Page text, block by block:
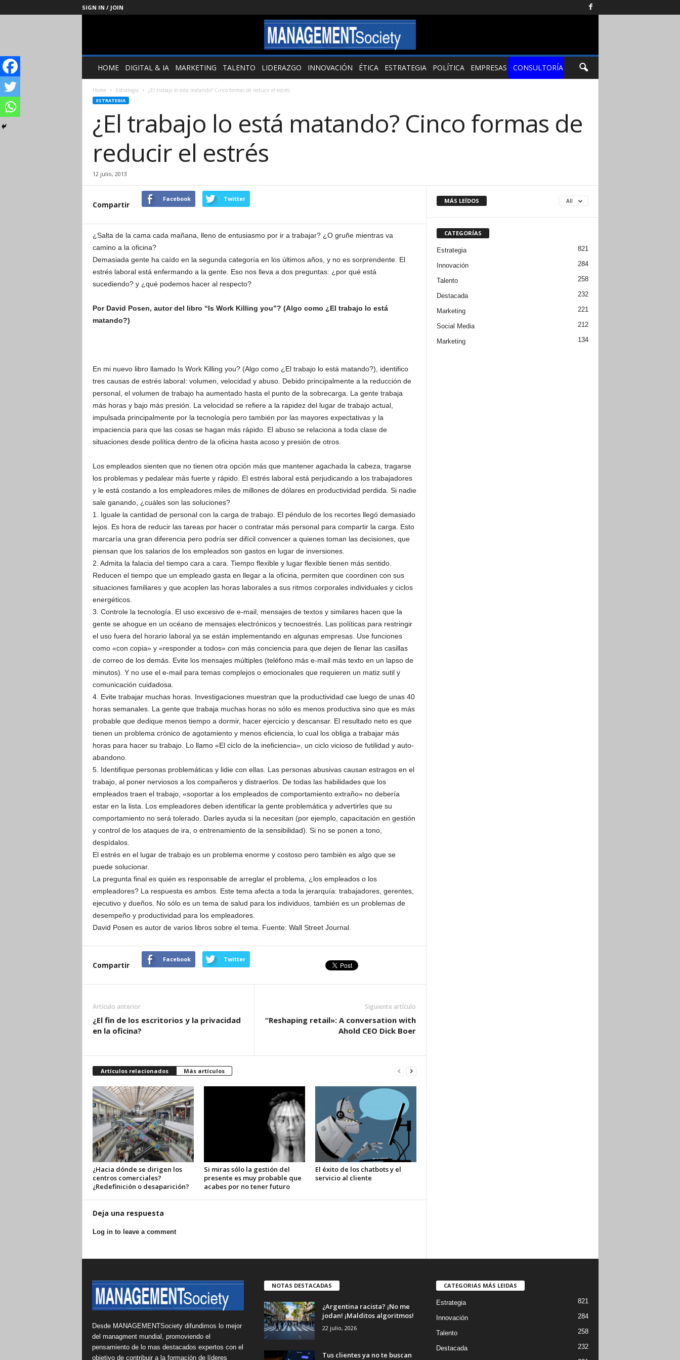
SIGN IN / JOIN
Management
SocietyHOME DIGITAL & IA MARKETING TALENTO LIDERAZGO INNOVACIÓN ÉTICA ESTRATEGIA POLÍTICA EMPRESAS CONSULTORÍA
Home Estrategia ¿El trabajo lo está matando? Cinco formas de reducir el estrés
ESTRATEGIA
¿El trabajo lo está matando? Cinco formas de
reducir el estrés
12 julio, 2013
Compartir
Facebook Twitter
¿Salta de la cama cada mañana, lleno de entusiasmo por ir a trabajar? ¿O gruñe mientras va
camino a la oficina?
Demasiada gente ha caído en la segunda categoría en los últimos años, y no es sorprendente. El
estrés laboral está enfermando a la gente. Eso nos lleva a dos preguntas: ¿por qué está
sucediendo? y ¿qué podemos hacer al respecto?
Por David Posen, autor del libro “Is Work Killing you”? (Algo como ¿El trabajo lo está
matando?)
En mi nuevo libro llamado Is Work Killing you? (Algo como ¿El trabajo lo está matando?), identifico
tres causas de estrés laboral: volumen, velocidad y abuso. Debido principalmente a la reducción de
personal, el volumen de trabajo ha aumentado hasta el punto de la sobrecarga. La gente trabaja
más horas y bajo más presión. La velocidad se refiere a la rapidez del lugar de trabajo actual,
impulsada principalmente por la tecnología pero también por las mayores expectativas y la
impaciencia para que las cosas se hagan más rápido. El abuso se relaciona a toda clase de
situaciones desde política dentro de la oficina hasta acoso y presión de otros.
Los empleados sienten que no tienen otra opción más que mantener agachada la cabeza, tragarse
los problemas y pedalear más fuerte y rápido. El estrés laboral está perjudicando a los trabajadores
y le está costando a los empleadores miles de millones de dólares en productividad perdida. Si nadie
sale ganando, ¿cuáles son las soluciones?
1. Iguale la cantidad de personal con la carga de trabajo. El péndulo de los recortes llegó demasiado
lejos. Es hora de reducir las tareas por hacer o contratar más personal para compartir la carga. Esto
marcaría una gran diferencia pero podría ser difícil convencer a quienes toman las decisiones, que
piensan que los salarios de los empleados son gastos en lugar de inversiones.
2. Admita la falacia del tiempo cara a cara. Tiempo flexible y lugar flexible tienen más sentido.
Reducen el tiempo que un empleado gasta en llegar a la oficina, permiten que coordinen con sus
situaciones familiares y que acoplen las horas laborales a sus ritmos corporales individuales y ciclos
energéticos.
3. Controle la tecnología. El uso excesivo de e-mail, mensajes de textos y similares hacen que la
gente se ahogue en un océano de mensajes electrónicos y tecnoestrés. Las políticas para restringir
el uso fuera del horario laboral ya se están implementando en algunas empresas. Use funciones
como «con copia» y «responder a todos» con más conciencia para que dejen de llenar las casillas
de correo de los demás. Evite los mensajes múltiples (teléfono más e-mail más texto en un lapso de
minutos). Y no use el e-mail para temas complejos o emocionales que requieren un matiz sutil y
comunicación cuidadosa.
4. Evite trabajar muchas horas. Investigaciones muestran que la productividad cae luego de unas 40
horas semanales. La gente que trabaja muchas horas no sólo es menos productiva sino que es más
probable que dedique menos tiempo a dormir, hacer ejercicio y descansar. El resultado neto es que
tienen un problema crónico de agotamiento y menos eficiencia, lo cual los obliga a trabajar más
horas para hacer su trabajo. Lo llamo «El ciclo de la ineficiencia», un ciclo vicioso de futilidad y auto-
abandono.
5. Identifique personas problemáticas y lidie con ellas. Las personas abusivas causan estragos en el
trabajo, al poner nerviosos a los compañeros y distraerlos. De todas las habilidades que los
empleados traen el trabajo, «soportar a los empleados de comportamiento extraño» no debería
estar en la lista. Los empleadores deben identificar la gente problemática y advertirles que su
comportamiento no será tolerado. Darles ayuda si la necesitan (por ejemplo, capacitación en gestión
y control de los ataques de ira, o entrenamiento de la sensibilidad). Si no se ponen a tono,
despídalos.
El estrés en el lugar de trabajo es un problema enorme y costoso pero también es algo que se
puede solucionar.
La pregunta final es quién es responsable de arreglar el problema, ¿los empleados o los
empleadores? La respuesta es ambos. Este tema afecta a toda la jerarquía: trabajadores, gerentes,
ejecutivo y dueños. No sólo es un tema de salud para los individuos, también es un problemas de
desempeño y productividad para los empleadores.
David Posen es autor de varios libros sobre el tema. Fuente: Wall Street Journal.
Compartir
Facebook Twitter
Artículo anterior
¿El fin de los escritorios y la privacidad
en la oficina?
Siguiente artículo
“Reshaping retail»: A conversation with
Ahold CEO Dick Boer
Artículos relacionados Más artículos
¿Hacia dónde se dirigen los
centros comerciales?
¿Redefinición o desaparición?
Si miras sólo la gestión del
presente es muy probable que
acabes por no tener futuro
El éxito de los chatbots y el
servicio al cliente
Deja una respuesta
Log in to leave a comment
MÁS LEÍDOS All
CATEGORÍAS
Estrategia 821
Innovación 284
Talento 258
Destacada 232
Marketing 221
Social Media 212
Marketing 134
Desde MANAGEMENTSociety difundimos lo mejor
del managment mundial, promoviendo el
pensamiento de lo mas destacados expertos con el
objetivo de contribuir a la formación de líderes
NOTAS DESTACADAS
¿Argentina racista? ¡No me
jodan! ¡Malditos algoritmos!
22 julio, 2026
Tus clientes ya no te buscan
CATEGORIAS MÁS LEIDAS
Estrategia 821
Innovación 284
Talento 258
Destacada 232